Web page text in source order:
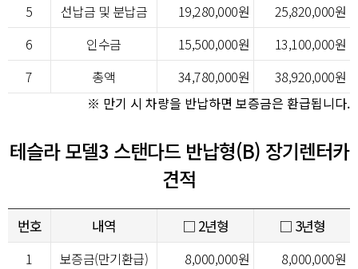
5
선납금 및 분납금 19,280,000원
25,820,000원
6
인수금 15,500,000원
13,100,000원
7
총액 34,780,000원
38,920,000원
※ 만기 시 차량을 반납하면 보증금은 환급됩니다.
테슬라 모델3 스탠다드 반납형(B) 장기렌터카
견적
번호 내역 □ 2년형 □ 3년형
1 보증금(만기환급) 8,000,000원
8,000,000원